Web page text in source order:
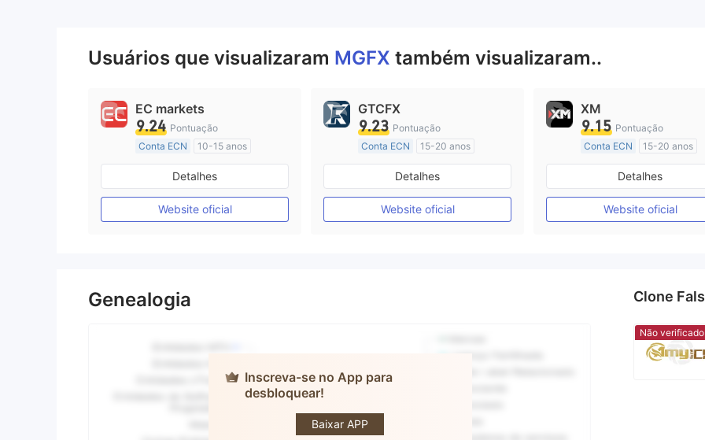
Usuários que visualizaram MGFX também visualizaram..
EC markets
9.24 Pontuação
Conta ECN
10-15 anos
Austrália Regulamento
Market Marketing (MM)
Etiqueta principal MT4
Detalhes
Website oficial
GTCFX
9.23 Pontuação
Conta ECN
15-20 anos
Reino Unido Regulamento
Market Marketing (MM)
Etiqueta principal MT4
Detalhes
Website oficial
XM
9.15 Pontuação
Conta ECN
15-20 anos
Austrália Regulamento
Market Marketing (MM)
Etiqueta principal MT4
Detalhes
Website oficial
Genealogia
Inscreva-se no App para
desbloquear!
Baixar APP
Clone
Não verificado